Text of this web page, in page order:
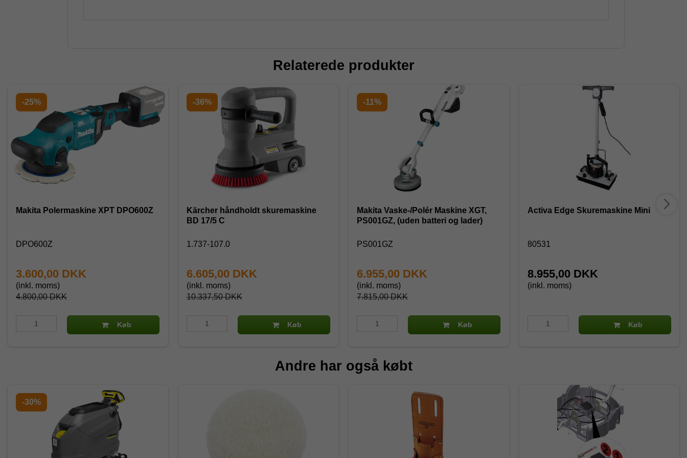
Relaterede produkter
-25%
Makita Polermaskine XPT DPO600Z
DPO600Z
4.800,00 DKK
3.600,00 DKK
(inkl. moms)
Køb
-36%
Kärcher håndholdt skuremaskine
BD 17/5 C
1.737-107.0
10.337,50 DKK
6.605,00 DKK
(inkl. moms)
Køb
-11%
Makita Vaske-/Polér Maskine XGT,
PS001GZ, (uden batteri og lader)
PS001GZ
7.815,00 DKK
6.955,00 DKK
(inkl. moms)
Køb
Activa Edge Skuremaskine Mini
80531
8.955,00 DKK
(inkl. moms)
Køb
Andre har også købt
-30%